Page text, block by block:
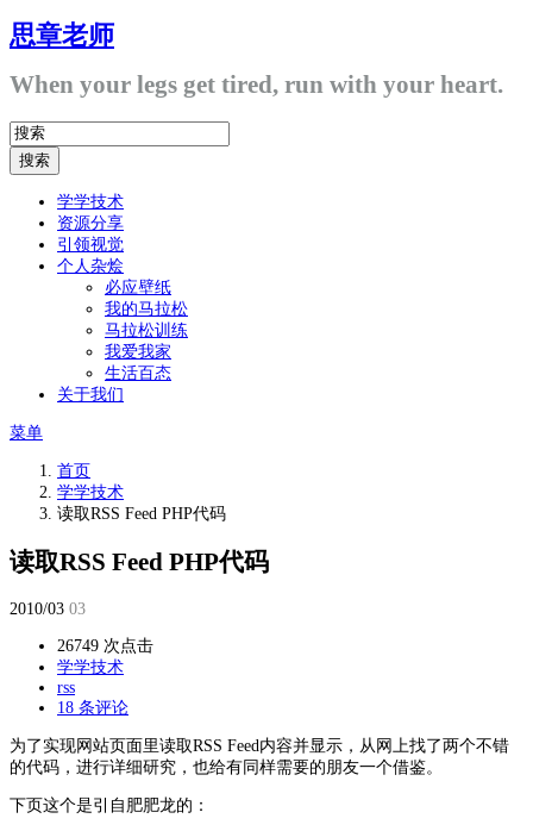
思章老师
When your legs get tired, run with your heart.
学学技术
资源分享
引领视觉
个人杂烩
必应壁纸
我的马拉松
马拉松训练
我爱我家
生活百态
关于我们
菜单
首页
学学技术
读取RSS Feed PHP代码
读取RSS Feed PHP代码
2010/03 03
26749 次点击
学学技术
rss
18 条评论
为了实现网站页面里读取RSS Feed内容并显示，从网上找了两个不错
的代码，进行详细研究，也给有同样需要的朋友一个借鉴。
下页这个是引自肥肥龙的：